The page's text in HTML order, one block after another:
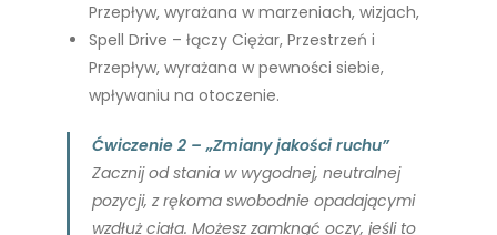
Przepływ, wyrażana w marzeniach, wizjach,
Spell Drive – łączy Ciężar, Przestrzeń i
Przepływ, wyrażana w pewności siebie,
wpływaniu na otoczenie.
Ćwiczenie 2 – „Zmiany jakości ruchu”
Zacznij od stania w wygodnej, neutralnej
pozycji, z rękoma swobodnie opadającymi
wzdłuż ciała. Możesz zamknąć oczy, jeśli to